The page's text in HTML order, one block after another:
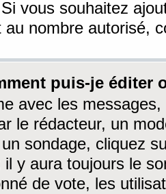
vous souhaitez
au nombre autorisé,
puis-je éditer
avec les
le rédacteur, un
sondage, cliquez
il y aura toujours le
de vote, les